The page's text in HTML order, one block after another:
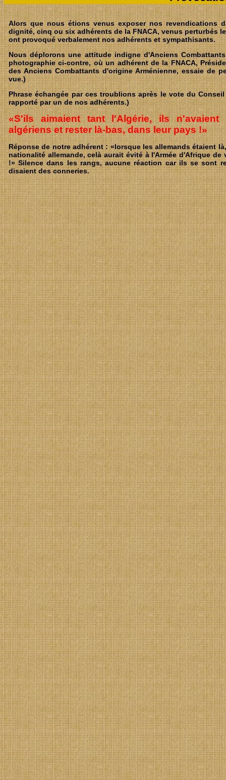
Alors que nous étions venus exposer nos revendications
dignité, cinq ou six adhérents de la FNACA, venus perturbés
ont provoqué verbalement nos adhérents et sympathisants.
Nous déplorons une attitude indigne d'Anciens
photographie ci-contre, où un adhérent de la FNACA,
des Anciens Combattants d'origine Arménienne, essaie de
vue.)
Phrase échangée par ces troublions après le vote du
rapporté par un de nos adhérents.)
«S'ils aimaient tant l'Algérie, ils
algériens et rester là-bas, dans leur pays !»
Réponse de notre adhérent : «lorsque les allemands étaient
nationalité allemande, celà aurait évité à l'Armée d'Afrique de
!» Silence dans les rangs, aucune réaction car ils se sont
disaient des conneries.